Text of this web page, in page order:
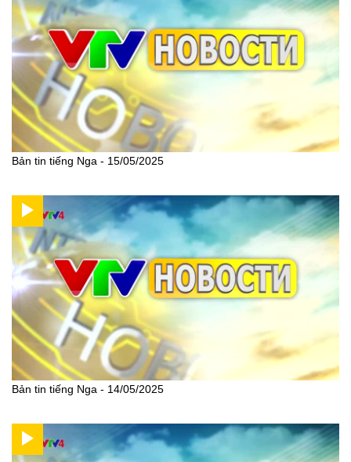
Bản tin tiếng Nga - 15/05/2025
Bản tin tiếng Nga - 14/05/2025